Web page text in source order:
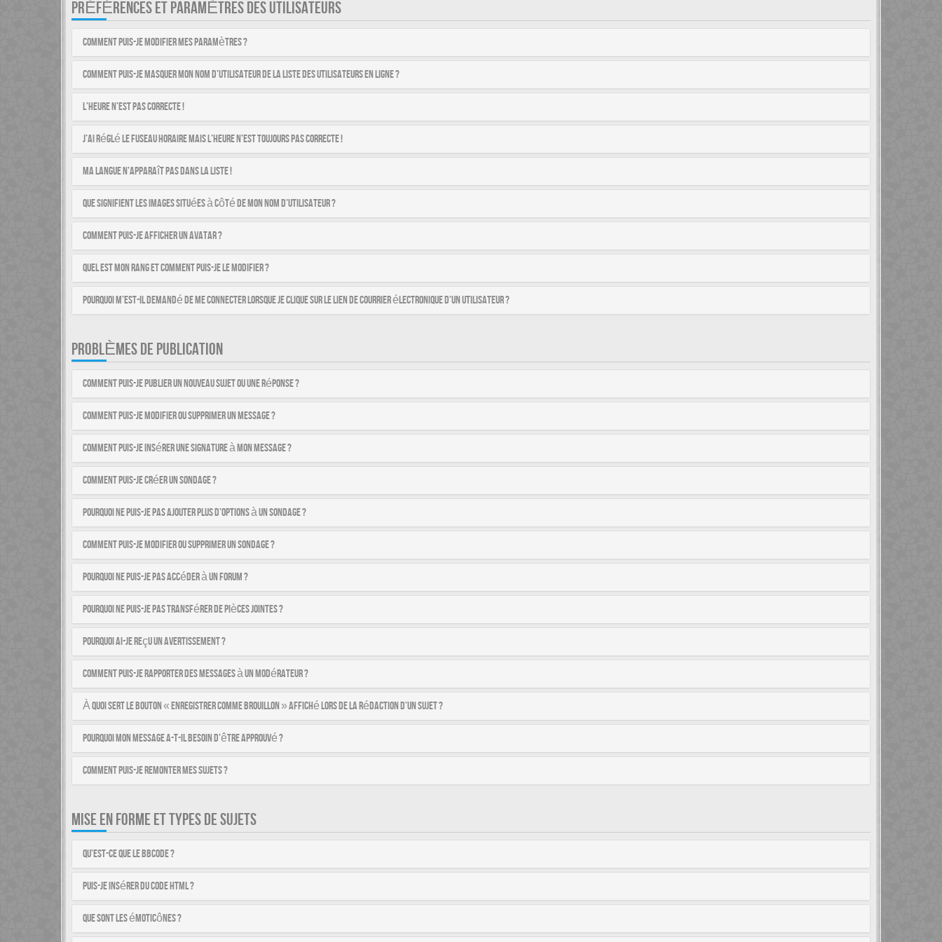
PRÉFÉRENCES ET PARAMÈTRES DES UTILISATEURS
Comment puis-je modifier mes paramètres ?
Comment puis-je masquer mon nom d’utilisateur de la liste des utilisateurs en ligne ?
L’heure n’est pas correcte !
J’ai réglé le fuseau horaire mais l’heure n’est toujours pas correcte !
Ma langue n’apparaît pas dans la liste !
Que signifient les images situées à côté de mon nom d’utilisateur ?
Comment puis-je afficher un avatar ?
Quel est mon rang et comment puis-je le modifier ?
Pourquoi m’est-il demandé de me connecter lorsque je clique sur le lien de courrier électronique d’un utilisateur ?
PROBLÈMES DE PUBLICATION
Comment puis-je publier un nouveau sujet ou une réponse ?
Comment puis-je modifier ou supprimer un message ?
Comment puis-je insérer une signature à mon message ?
Comment puis-je créer un sondage ?
Pourquoi ne puis-je pas ajouter plus d’options à un sondage ?
Comment puis-je modifier ou supprimer un sondage ?
Pourquoi ne puis-je pas accéder à un forum ?
Pourquoi ne puis-je pas transférer de pièces jointes ?
Pourquoi ai-je reçu un avertissement ?
Comment puis-je rapporter des messages à un modérateur ?
À quoi sert le bouton « Enregistrer comme brouillon » affiché lors de la rédaction d’un sujet ?
Pourquoi mon message a-t-il besoin d’être approuvé ?
Comment puis-je remonter mes sujets ?
MISE EN FORME ET TYPES DE SUJETS
Qu’est-ce que le BBCode ?
Puis-je insérer du code HTML ?
Que sont les émoticônes ?